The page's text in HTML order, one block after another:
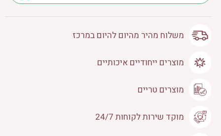
משלוח מהיר מהיום להיום במרכז
מוצרים ייחודיים איכותיים
מוצרים טריים
מוקד שירות לקוחות 24/7